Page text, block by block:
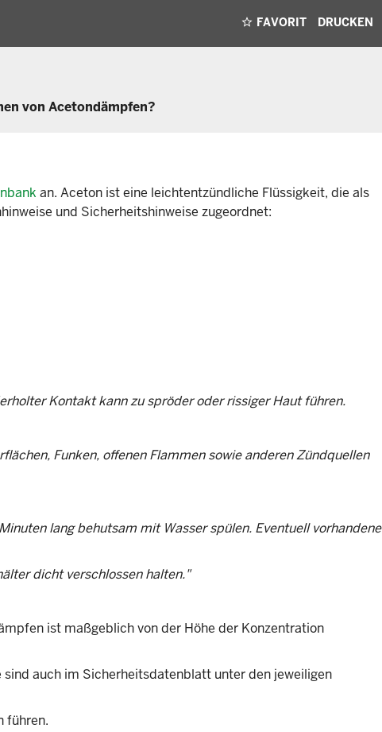
FAVORIT DRUCKEN
von Acetondämpfen?
an. Aceton ist eine leichtentzündliche Flüssigkeit, die als
und Sicherheitshinweise zugeordnet:
Kontakt kann zu spröder oder rissiger Haut führen.
Funken, offenen Flammen sowie anderen Zündquellen
lang behutsam mit Wasser spülen. Eventuell vorhandene
dicht verschlossen halten."
ist maßgeblich von der Höhe der Konzentration
auch im Sicherheitsdatenblatt unter den jeweiligen
führen.